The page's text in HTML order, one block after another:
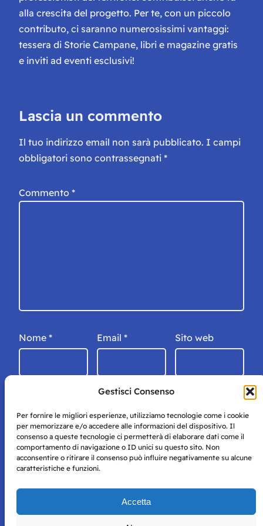
Gestisci Consenso
Per fornire le migliori esperienze, utilizziamo tecnologie come i cookie
per memorizzare e/o accedere alle informazioni del dispositivo. Il
consenso a queste tecnologie ci permetterà di elaborare dati come il
comportamento di navigazione o ID unici su questo sito. Non
acconsentire o ritirare il consenso può influire negativamente su alcune
caratteristiche e funzioni.
Accetta
alla crescita del progetto. Per te, con un piccolo
contributo, ci saranno numerosissimi vantaggi:
tessera di Storie Campane, libri e magazine gratis
e inviti ad eventi esclusivi!
Lascia un commento
Il tuo indirizzo email non sarà pubblicato. I campi
obbligatori sono contrassegnati *
Commento *
Nome * Email * Sito web
Storie di Napoli è una testata registrata presso il tribunale di